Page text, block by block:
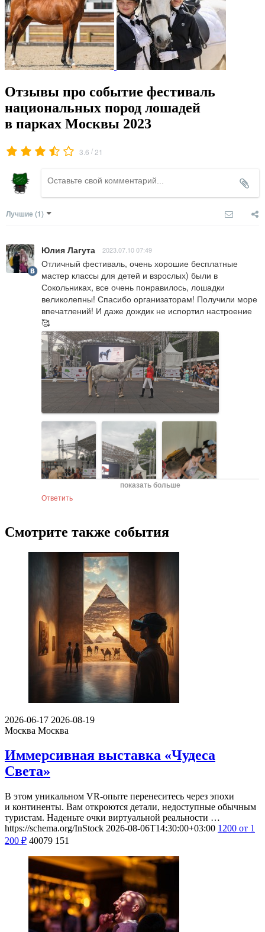
Отзывы про событие фестиваль
национальных пород лошадей
в парках Москвы 2023
3.6 /21
Лучшие (1)
Юлия Лагута 2023.07.10 07:49
Отличный фестиваль, очень хорошие бесплатные
мастер классы для детей и взрослых) были в
Сокольниках, все очень понравилось, лошадки
великолепны! Спасибо организаторам! Получили море
впечатлений! И даже дождик не испортил настроение
🥰
показать больше
Ответить
Смотрите также события
2026-06-17 2026-08-19
Москва Москва
Иммерсивная выставка «Чудеса
Света»
В этом уникальном VR-опыте перенеситесь через эпохи
и континенты. Вам откроются детали, недоступные обычным
туристам. Наденьте очки виртуальной реальности …
https://schema.org/InStock 2026-08-06T14:30:00+03:00 1200 от 1
200 ₽ 40079 151